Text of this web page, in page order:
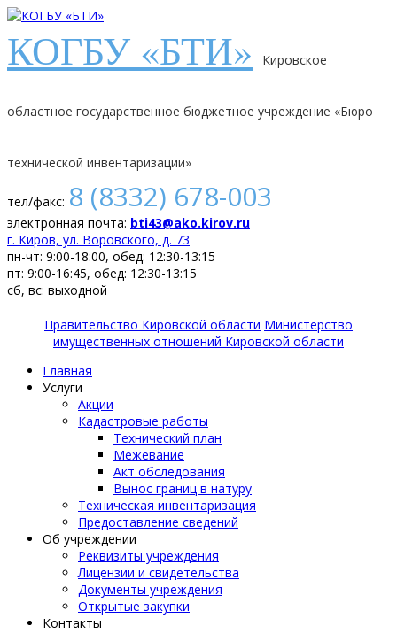
КОГБУ «БТИ» Кировское
областное государственное бюджетное учреждение «Бюро
технической инвентаризации»
тел/факс: 8 (8332) 678-003
электронная почта: bti43@ako.kirov.ru
г. Киров, ул. Воровского, д. 73
пн-чт: 9:00-18:00, обед: 12:30-13:15
пт: 9:00-16:45, обед: 12:30-13:15
сб, вс: выходной
Правительство Кировской области Министерство
имущественных отношений Кировской области
Главная
Услуги
Акции
Кадастровые работы
Технический план
Межевание
Акт обследования
Вынос границ в натуру
Техническая инвентаризация
Предоставление сведений
Об учреждении
Реквизиты учреждения
Лицензии и свидетельства
Документы учреждения
Открытые закупки
Контакты